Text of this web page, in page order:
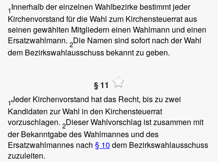
1Innerhalb der einzelnen Wahlbezirke bestimmt jeder
Kirchenvorstand für die Wahl zum Kirchensteuerrat aus
seinen gewählten Mitgliedern einen Wahlmann und einen
Ersatzwahlmann. 2Die Namen sind sofort nach der Wahl
dem Bezirkswahlausschuss bekannt zu geben.
§ 11
1Jeder Kirchenvorstand hat das Recht, bis zu zwei
Kandidaten zur Wahl in den Kirchensteuerrat
vorzuschlagen. 2Dieser Wahlvorschlag ist zusammen mit
der Bekanntgabe des Wahlmannes und des
Ersatzwahlmannes nach § 10 dem Bezirkswahlausschuss
zuzuleiten.